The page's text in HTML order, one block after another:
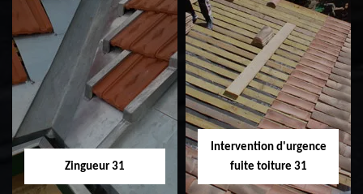
Etanchéité toiture
31
Réparation de
toiture 31
Zingueur 31
Intervention d'urgence
fuite toiture 31